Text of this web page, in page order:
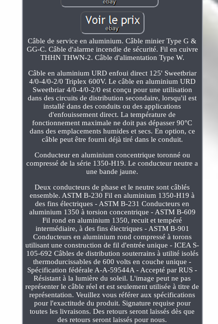
Câble de service en aluminium. Câble minier Type G &
GG-C. Câble d'alarme incendie de sécurité. Fil en cuivre
THHN THWN-2. Câble d'alimentation Type W.
Câble en aluminium URD enfoui direct 125' Sweetbriar
4/0-4/0-2/0 Triplex 600V. Le câble en aluminium URD
Sweetbriar 4/0-4/0-2/0 est conçu pour une utilisation
dans des circuits de distribution secondaire, lorsqu'il est
installé dans des conduits ou des applications
d'enfouissement direct. La température de
fonctionnement maximale ne doit pas dépasser 90°C
dans des emplacements humides et secs. En option, ce
câble peut être fourni déjà tiré dans le conduit.
Conducteur en aluminium concentrique toronné ou
compressé de la série 1350-H19. Le conducteur neutre a
une bande jaune.
Deux conducteurs de phase et le neutre sont câblés
ensemble. ASTM B-230 Fil en aluminium 1350-H19 à
des fins électriques - ASTM B-231 Conducteurs en
aluminium 1350 à torsion concentrique - ASTM B-609
Fil rond en aluminium 1350, recuit et tempéré
intermédiaire, à des fins électriques - ASTM B-901
Conducteurs en aluminium rond compressé à torons
utilisant une construction de fil d'entrée unique - ICEA S-
105-692 Câbles de distribution souterrains à utilité isolés
thermodurcissables de 600 volts en couche unique -
Spécification fédérale A-A-59544A - Accepté par RUS -
Résistant à la lumière du soleil. L'image peut ne pas
représenter le câble réel et est seulement utilisée à titre de
représentation. Veuillez vous référer aux spécifications
pour l'exactitude du produit. Signature requise pour
toutes les livraisons. Des retours seront laissés dès que
des retours seront laissés pour nous.